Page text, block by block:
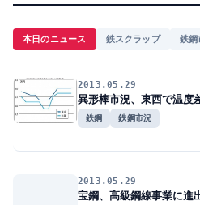
本日のニュース 鉄スクラップ 鉄鋼
2013.05.29
異形棒市況、東西で温度
鉄鋼 鉄鋼市況
2013.05.29
宝鋼、高級鋼線事業に進